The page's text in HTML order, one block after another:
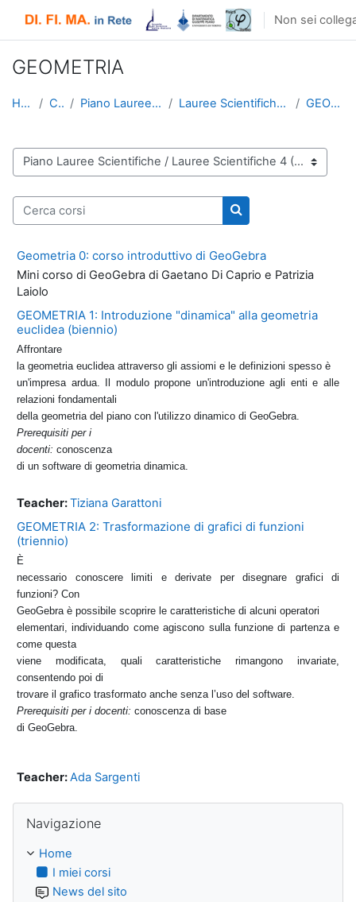
Non sei
GEOMETRIA
Home Corsi Piano Lauree Scientifiche Lauree Scientifiche 4 (2012/2013) GEOMETRIA
Categorie di corso
Cerca corsi
Cerca corsi
Geometria 0: corso introduttivo di GeoGebra
Mini corso di GeoGebra di Gaetano Di Caprio e Patrizia
Laiolo
GEOMETRIA 1: Introduzione "dinamica" alla geometria
euclidea (biennio)
Affrontare
la geometria euclidea attraverso gli assiomi e le definizioni spesso è
un'impresa ardua. Il modulo propone un'introduzione agli enti e alle
relazioni fondamentali
della geometria del piano con l'utilizzo dinamico di GeoGebra.
Prerequisiti per i
docenti: conoscenza
di un software di geometria dinamica.
Teacher:Tiziana Garattoni
GEOMETRIA 2: Trasformazione di grafici di funzioni
(triennio)
È
necessario conoscere limiti e derivate per disegnare grafici di
funzioni? Con
GeoGebra è possibile scoprire le caratteristiche di alcuni operatori
elementari, individuando come agiscono sulla funzione di partenza e
come questa
viene modificata, quali caratteristiche rimangono invariate,
consentendo poi di
trovare il grafico trasformato anche senza l’uso del software.
Prerequisiti per i docenti: conoscenza di base
di GeoGebra.
Teacher:Ada Sargenti
Navigazione
Home
I miei corsi
News del sito